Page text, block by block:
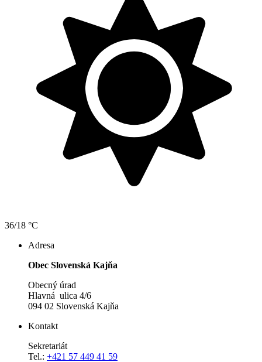
36/18 °C
Adresa
Obec Slovenská Kajňa
Obecný úrad
Hlavná ulica 4/6
094 02 Slovenská Kajňa
Kontakt
Sekretariát
Tel.: +421 57 449 41 59